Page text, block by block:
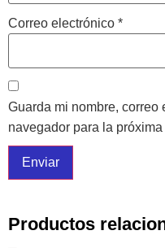
Correo electrónico *
Guarda mi nombre, correo
navegador para la
Productos